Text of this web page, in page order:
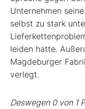
Unternehmen
selbst zu stark
leiden hatte.
Magdeburger
verlegt.
Deswegen 0 von 1